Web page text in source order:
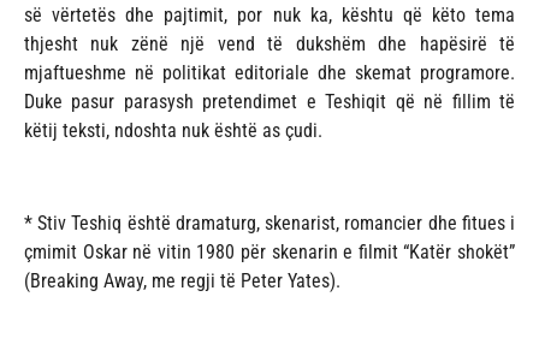
së vërtetës dhe pajtimit, por nuk ka, kështu që këto tema
thjesht nuk zënë një vend të dukshëm dhe hapësirë të
mjaftueshme në politikat editoriale dhe skemat programore.
Duke pasur parasysh pretendimet e Teshiqit që në fillim të
këtij teksti, ndoshta nuk është as çudi.
* Stiv Teshiq është dramaturg, skenarist, romancier dhe fitues i
çmimit Oskar në vitin 1980 për skenarin e filmit “Katër shokët”
(Breaking Away, me regji të Peter Yates).